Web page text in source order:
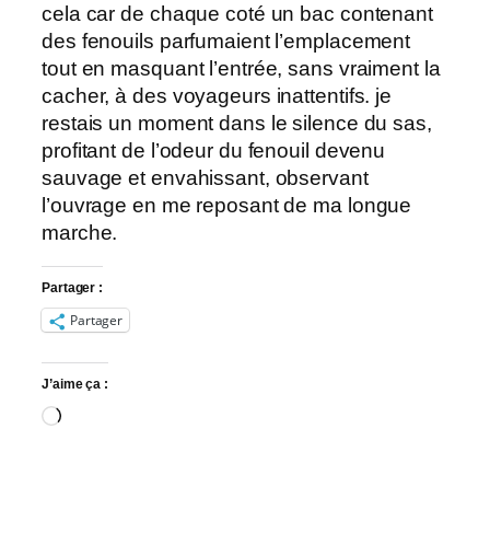
cela car de chaque coté un bac contenant
des fenouils parfumaient l’emplacement
tout en masquant l’entrée, sans vraiment la
cacher, à des voyageurs inattentifs. je
restais un moment dans le silence du sas,
profitant de l’odeur du fenouil devenu
sauvage et envahissant, observant
l’ouvrage en me reposant de ma longue
marche.
Partager :
Partager
J’aime ça :
Chargement…